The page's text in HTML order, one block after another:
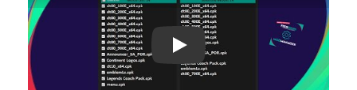
Play: Keynote (Google I/O '18)